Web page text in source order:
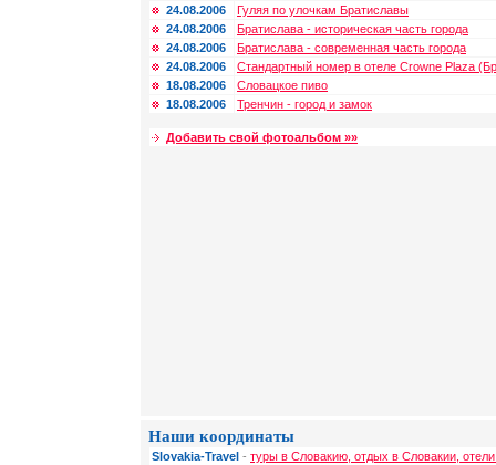
24.08.2006
Гуляя по улочкам Братиславы
24.08.2006
Братислава - историческая часть города
24.08.2006
Братислава - современная часть города
24.08.2006
Стандартный номер в отеле Crowne Plaza
18.08.2006
Словацкое пиво
18.08.2006
Тренчин - город и замок
Добавить свой фотоальбом »»
Наши координаты
Slovakia-Travel - туры в Словакию, отдых в Словакии,